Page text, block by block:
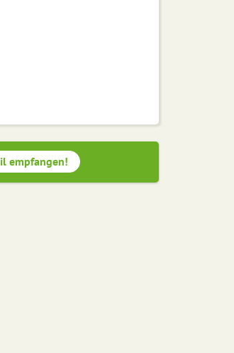
empfangen!